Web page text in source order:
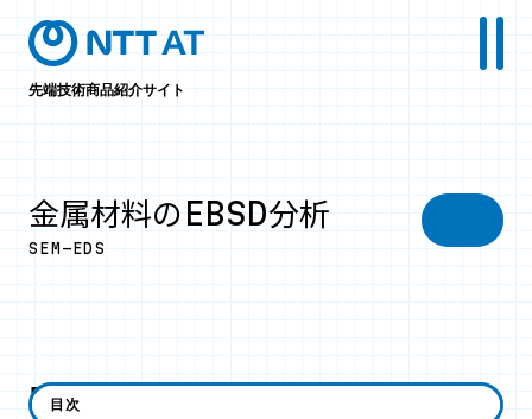
先端技術商品紹介サイト
金属材料のEBSD分析
SEM-EDS
EBSD法(Electron Back
目次